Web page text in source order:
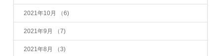
2021年10月 （6)
2021年9月 （7)
2021年8月 （3)